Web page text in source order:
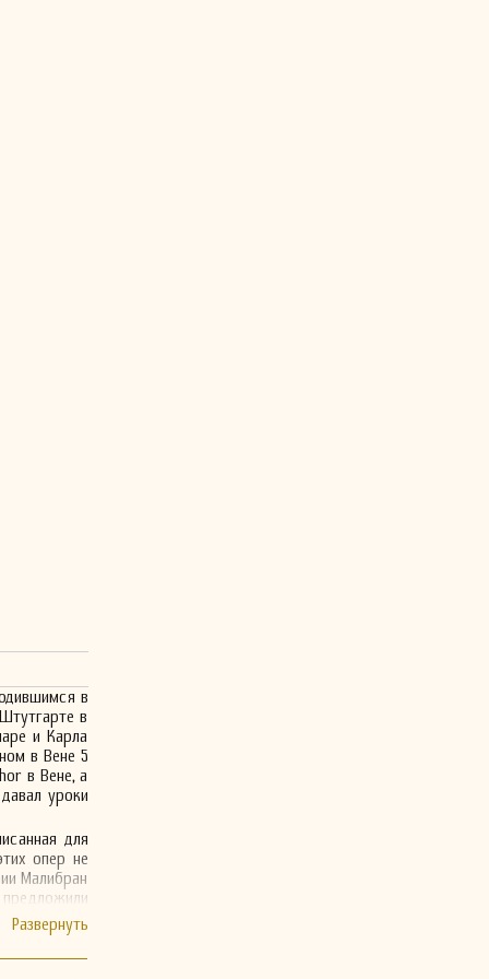
в
в
и Карла
в Вене 5
в Вене, а
уроки
для
опер не
Малибран
оперу «Un
в период